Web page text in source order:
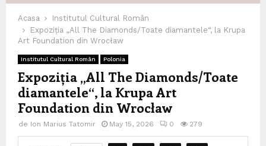
Acasa
Institutul Cultural Român
Expoziția „All The Diamonds/Toate diamantele“, la Krupa
Art Foundation din Wrocław
Institutul Cultural Român Polonia
Expoziția „All The Diamonds/Toate
diamantele“, la Krupa Art
Foundation din Wrocław
de Ion Marius Tatomir May 15, 2026 0 279